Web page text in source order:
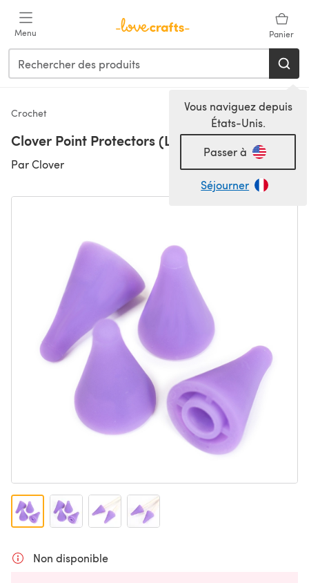
Menu Panier
Vous naviguez depuis
États-Unis.
Passer à
Séjourner
Crochet
Clover Point Protectors (Large)
ParClover
Non disponible